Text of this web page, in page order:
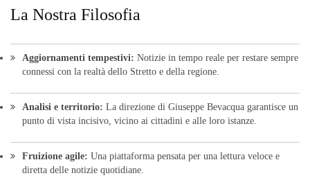
La Nostra Filosofia
Aggiornamenti tempestivi: Notizie in tempo reale per restare sempre
connessi con la realtà dello Stretto e della regione.
Analisi e territorio: La direzione di Giuseppe Bevacqua garantisce un
punto di vista incisivo, vicino ai cittadini e alle loro istanze.
Fruizione agile: Una piattaforma pensata per una lettura veloce e
diretta delle notizie quotidiane.